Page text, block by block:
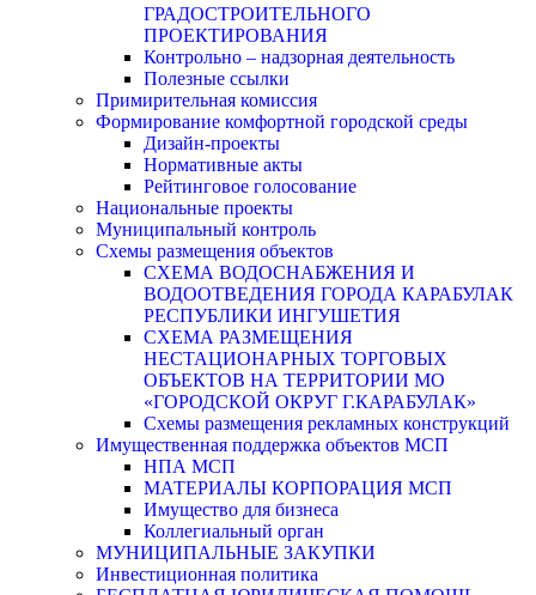
ГРАДОСТРОИТЕЛЬНОГО
ПРОЕКТИРОВАНИЯ
Контрольно – надзорная деятельность
Полезные ссылки
Примирительная комиссия
Формирование комфортной городской среды
Дизайн-проекты
Нормативные акты
Рейтинговое голосование
Национальные проекты
Муниципальный контроль
Схемы размещения объектов
СХЕМА ВОДОСНАБЖЕНИЯ И
ВОДООТВЕДЕНИЯ ГОРОДА КАРАБУЛАК
РЕСПУБЛИКИ ИНГУШЕТИЯ
СХЕМА РАЗМЕЩЕНИЯ
НЕСТАЦИОНАРНЫХ ТОРГОВЫХ
ОБЪЕКТОВ НА ТЕРРИТОРИИ МО
«ГОРОДСКОЙ ОКРУГ Г.КАРАБУЛАК»
Схемы размещения рекламных конструкций
Имущественная поддержка объектов МСП
НПА МСП
МАТЕРИАЛЫ КОРПОРАЦИЯ МСП
Имущество для бизнеса
Коллегиальный орган
МУНИЦИПАЛЬНЫЕ ЗАКУПКИ
Инвестиционная политика